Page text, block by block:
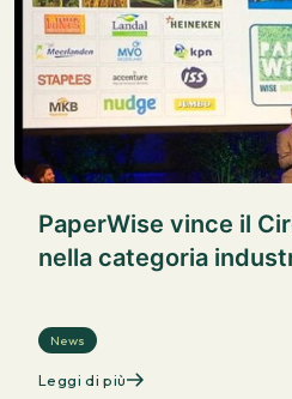
PaperWise vince il
nella categoria
News
Leggi di più